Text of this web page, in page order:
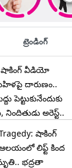
ట్రెండింగ్
షాకింగ్ వీడియో
దారుణం..
పెట్టుకునేందుకు
అరెస్ట్..
షాకింగ్
లిఫ్ట్ కింద
భద్రతా